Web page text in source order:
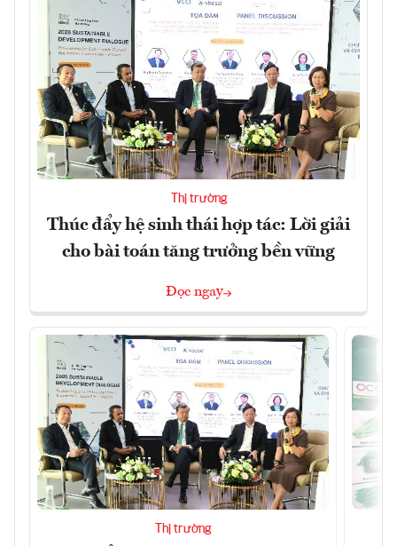
Thị trường
Thúc đẩy hệ sinh thái hợp tác: Lời giải
cho bài toán tăng trưởng bền vững
Đọc ngay
Thị trường